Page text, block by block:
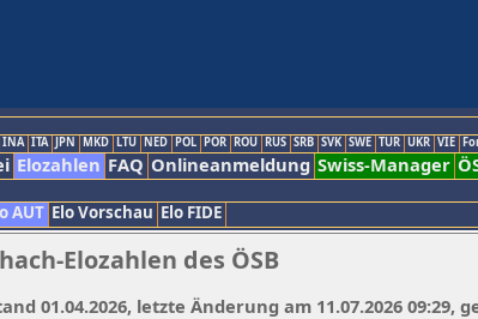
INA ITA JPN MKD LTU NED POL POR ROU RUS SRB SVK SWE TUR UKR VIE
Elozahlen FAQ Onlineanmeldung Swiss-Manager
AUT Elo Vorschau Elo FIDE
Elozahlen des ÖSB
01.04.2026, letzte Änderung am 11.07.2026 09:29,